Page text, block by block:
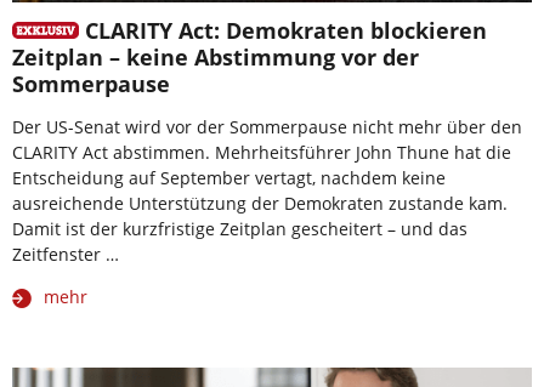
CLARITY Act: Demokraten blockieren
Zeitplan – keine Abstimmung vor der
Sommerpause
Der US-Senat wird vor der Sommerpause nicht mehr über den
CLARITY Act abstimmen. Mehrheitsführer John Thune hat die
Entscheidung auf September vertagt, nachdem keine
ausreichende Unterstützung der Demokraten zustande kam.
Damit ist der kurzfristige Zeitplan gescheitert – und das
Zeitfenster …
mehr